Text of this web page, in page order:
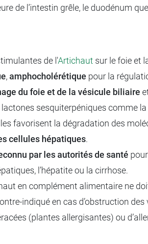
de l’intestin grêle, le duodénum
de l'Artichaut sur le foie et
,amphocholérétique pour la
du foie et de la vésicule biliaire
lactones sesquiterpéniques comme
favorisent la dégradation des
cellules hépatiques.
par les autorités de santé
l’hépatite ou la cirrhose.
en complément alimentaire ne
indiqué en cas d’obstruction
(plantes allergisantes) ou